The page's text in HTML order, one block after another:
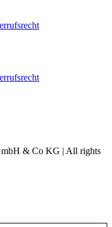
& Co KG | All rights